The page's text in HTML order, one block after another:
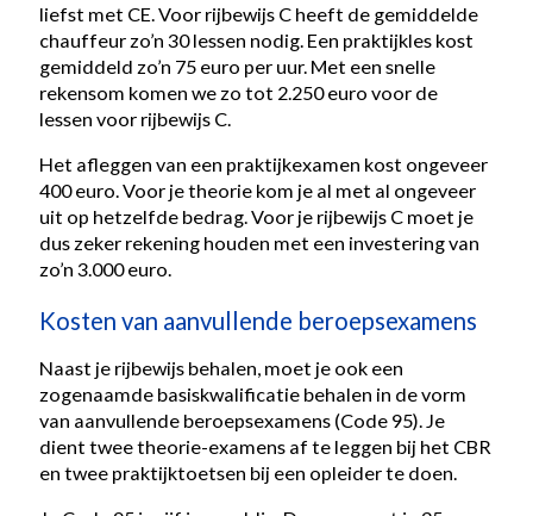
liefst met CE. Voor rijbewijs C heeft de gemiddelde
chauffeur zo’n 30 lessen nodig. Een praktijkles kost
gemiddeld zo’n 75 euro per uur. Met een snelle
rekensom komen we zo tot 2.250 euro voor de
lessen voor rijbewijs C.
Het afleggen van een praktijkexamen kost ongeveer
400 euro. Voor je theorie kom je al met al ongeveer
uit op hetzelfde bedrag. Voor je rijbewijs C moet je
dus zeker rekening houden met een investering van
zo’n 3.000 euro.
Kosten van aanvullende beroepsexamens
Naast je rijbewijs behalen, moet je ook een
zogenaamde basiskwalificatie behalen in de vorm
van aanvullende beroepsexamens (Code 95). Je
dient twee theorie-examens af te leggen bij het CBR
en twee praktijktoetsen bij een opleider te doen.